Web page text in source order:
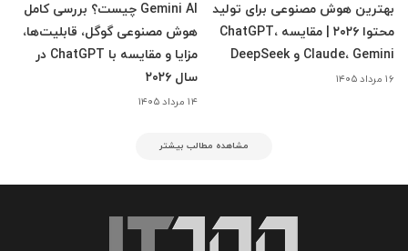
بهترین هوش مصنوعی برای تولید
محتوا ۲۰۲۶ | مقایسه ChatGPT،
Claude، Gemini و DeepSeek
۱۶ مرداد ۱۴۰۵
Gemini AI چیست؟ بررسی کامل
هوش مصنوعی گوگل، قابلیت‌ها،
مزایا و مقایسه با ChatGPT در
سال ۲۰۲۶
۱۴ مرداد ۱۴۰۵
مشاهده مطالب بیشتر